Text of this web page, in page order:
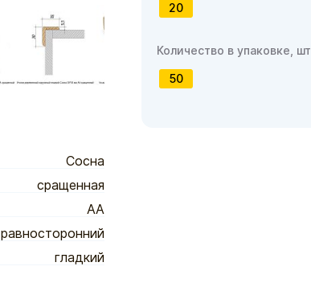
Сосна
сращенная
АА
равносторонний
гладкий
20
Количество в упаковке, шт
50